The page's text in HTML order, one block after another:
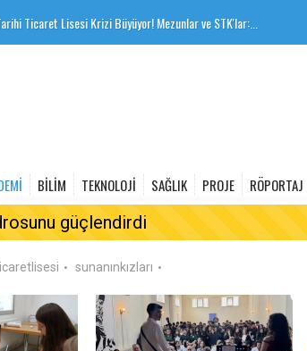
Ticaret Lisesi Krizi Büyüyor! Mezunlar ve STK'lar:...
BİLİM TEKNOLOJİ SAĞLIK PROJE RÖPORTAJ
güçlendirdi
• sunanınkızları •